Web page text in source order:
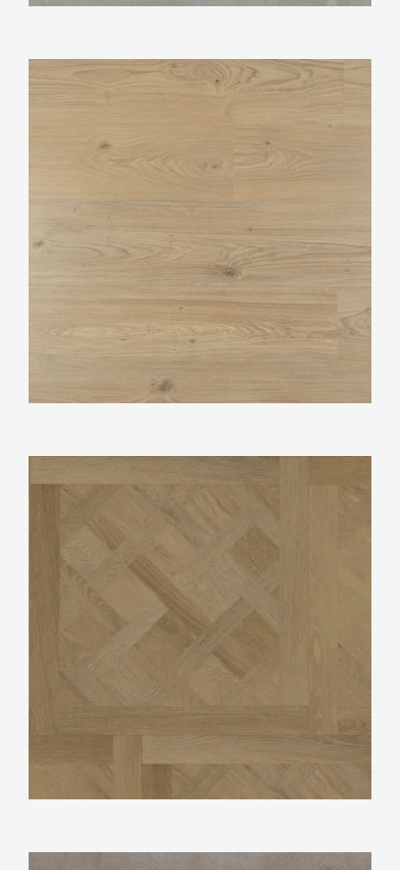
Douwes Dekker Riante plank Panna cotta
Vtwonen Royal sun kissed